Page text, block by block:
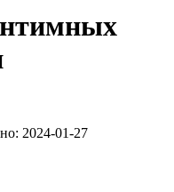
2024-01-27